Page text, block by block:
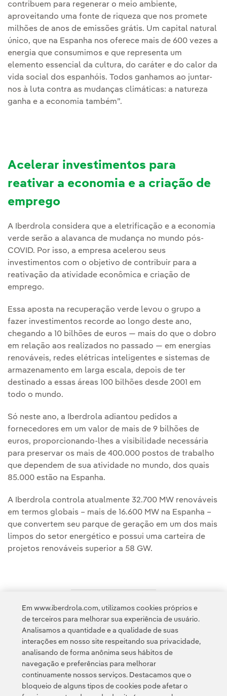
contribuem para regenerar o meio ambiente,
aproveitando uma fonte de riqueza que nos promete
milhões de anos de emissões grátis. Um capital natural
único, que na Espanha nos oferece mais de 600 vezes a
energia que consumimos e que representa um
elemento essencial da cultura, do caráter e do calor da
vida social dos espanhóis. Todos ganhamos ao juntar-
nos à luta contra as mudanças climáticas: a natureza
ganha e a economia também”.
Acelerar investimentos para
reativar a economia e a criação de
emprego
A Iberdrola considera que a eletrificação e a economia
verde serão a alavanca de mudança no mundo pós-
COVID. Por isso, a empresa acelerou seus
investimentos com o objetivo de contribuir para a
reativação da atividade econômica e criação de
emprego.
Essa aposta na recuperação verde levou o grupo a
fazer investimentos recorde ao longo deste ano,
chegando a 10 bilhões de euros — mais do que o dobro
em relação aos realizados no passado — em energias
renováveis, redes elétricas inteligentes e sistemas de
armazenamento em larga escala, depois de ter
destinado a essas áreas 100 bilhões desde 2001 em
todo o mundo.
Só neste ano, a Iberdrola adiantou pedidos a
fornecedores em um valor de mais de 9 bilhões de
euros, proporcionando-lhes a visibilidade necessária
para preservar os mais de 400.000 postos de trabalho
que dependem de sua atividade no mundo, dos quais
85.000 estão na Espanha.
A Iberdrola controla atualmente 32.700 MW renováveis
em termos globais – mais de 16.600 MW na Espanha –
que convertem seu parque de geração em um dos mais
limpos do setor energético e possui uma carteira de
projetos renováveis superior a 58 GW.
Acesso a informação legal
Contato Clientes Política de Privacidade Informação legal
Transparência no uso da IA Política de cookies Configuração de cookies
Em www.iberdrola.com, utilizamos cookies próprios e
de terceiros para melhorar sua experiência de usuário.
Analisamos a quantidade e a qualidade de suas
interações em nosso site respeitando sua privacidade,
analisando de forma anônima seus hábitos de
navegação e preferências para melhorar
continuamente nossos serviços. Destacamos que o
bloqueio de alguns tipos de cookies pode afetar o